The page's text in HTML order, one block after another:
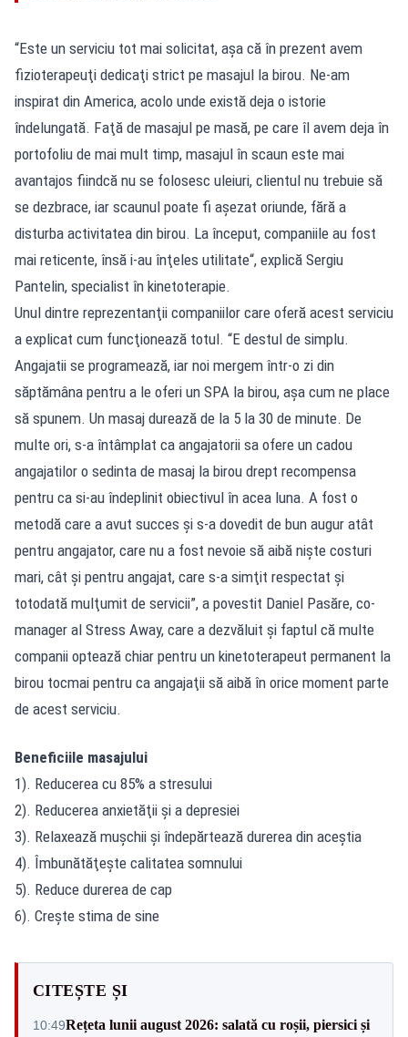
“Este un serviciu tot mai solicitat, aşa că în prezent avem
fizioterapeuţi dedicaţi strict pe masajul la birou. Ne-am
inspirat din America, acolo unde există deja o istorie
îndelungată. Faţă de masajul pe masă, pe care îl avem deja în
portofoliu de mai mult timp, masajul în scaun este mai
avantajos fiindcă nu se folosesc uleiuri, clientul nu trebuie să
se dezbrace, iar scaunul poate fi aşezat oriunde, fără a
disturba activitatea din birou. La început, companiile au fost
mai reticente, însă i-au înţeles utilitate“, explică Sergiu
Pantelin, specialist în kinetoterapie.
Unul dintre reprezentanţii companiilor care oferă acest serviciu
a explicat cum funcţionează totul. “E destul de simplu.
Angajatii se programează, iar noi mergem într-o zi din
săptămâna pentru a le oferi un SPA la birou, aşa cum ne place
să spunem. Un masaj durează de la 5 la 30 de minute. De
multe ori, s-a întâmplat ca angajatorii sa ofere un cadou
angajatilor o sedinta de masaj la birou drept recompensa
pentru ca si-au îndeplinit obiectivul în acea luna. A fost o
metodă care a avut succes şi s-a dovedit de bun augur atât
pentru angajator, care nu a fost nevoie să aibă nişte costuri
mari, cât şi pentru angajat, care s-a simţit respectat şi
totodată mulţumit de servicii”, a povestit Daniel Pasăre, co-
manager al Stress Away, care a dezvăluit şi faptul că multe
companii optează chiar pentru un kinetoterapeut permanent la
birou tocmai pentru ca angajaţii să aibă în orice moment parte
de acest serviciu.
Beneficiile masajului
1). Reducerea cu 85% a stresului
2). Reducerea anxietăţii şi a depresiei
3). Relaxează muşchii şi îndepărtează durerea din aceștia
4). Îmbunătăţeşte calitatea somnului
5). Reduce durerea de cap
6). Creşte stima de sine
CITEȘTE ȘI
10:49Rețeta lunii august 2026: salată cu roșii, piersici și